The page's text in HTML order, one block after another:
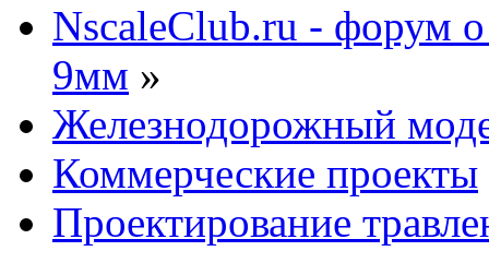
NscaleClub.ru - форум
9мм »
Железнодорожный
Коммерческие проекты
Проектирование